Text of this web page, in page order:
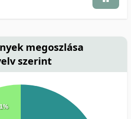
megoszlása
szerint